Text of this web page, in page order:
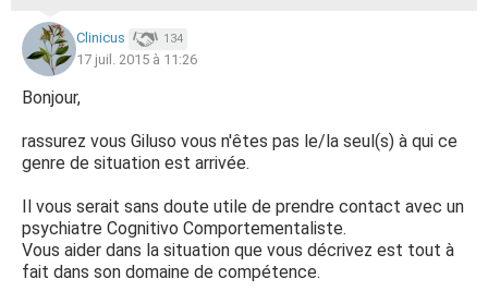
Clinicus 134
17 juil. 2015 à 11:26
Bonjour,
rassurez vous Giluso vous n'êtes pas le/la seul(s) à qui ce
genre de situation est arrivée.
Il vous serait sans doute utile de prendre contact avec un
psychiatre Cognitivo Comportementaliste.
Vous aider dans la situation que vous décrivez est tout à
fait dans son domaine de compétence.